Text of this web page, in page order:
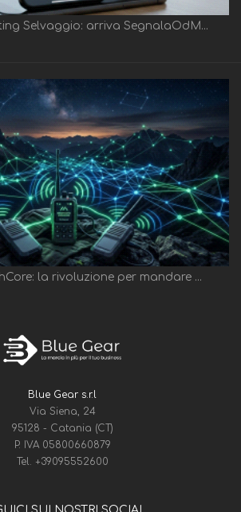
Selvaggio: arriva SegnalaOdM...
la rivoluzione per mandare ...
Blue Gear s.r.l
Via Siena, 24
95128 - Catania (CT)
P. IVA 05800660879
Tel. +39095552600